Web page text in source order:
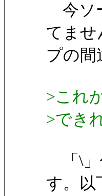
今ソ
てませ
プの間
>これ
>でき
「\」
す。以